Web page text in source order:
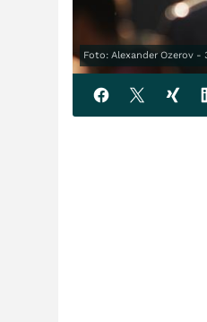
Foto: Alexander Ozerov -